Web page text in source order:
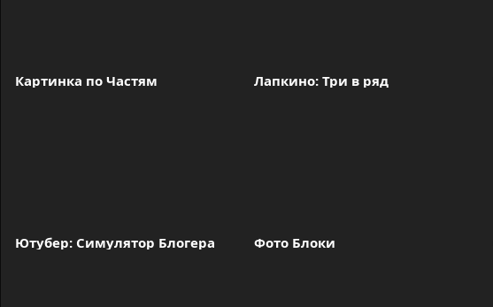
Картинка по Частям Лапкино: Три в ряд
Ютубер: Симулятор Блогера Фото Блоки